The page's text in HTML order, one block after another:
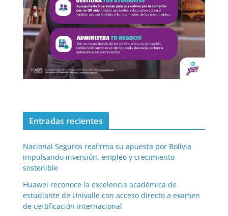
Entradas recientes
Nacional Seguros reafirma su apuesta por Bolivia
impulsando inversión, empleo y crecimiento
sostenible
Huawei reconoce la excelencia académica de
estudiante de Univalle con acceso directo a examen
de certificación internacional